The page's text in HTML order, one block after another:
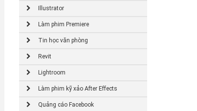
Illustrator
Làm phim Premiere
Tin học văn phòng
Revit
Lightroom
Làm phim kỹ xảo After Effects
Quảng cáo Facebook